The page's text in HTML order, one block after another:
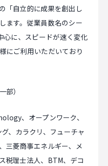
「自立的に成果を創出し
ます。従業員数名のシー
心に、スピードが速く変化
にご利用いただいており
部）
、オープンワーク、
、カラクリ、フューチャ
三菱商事エネルギー、メ
税理士法人、BTM、デコ